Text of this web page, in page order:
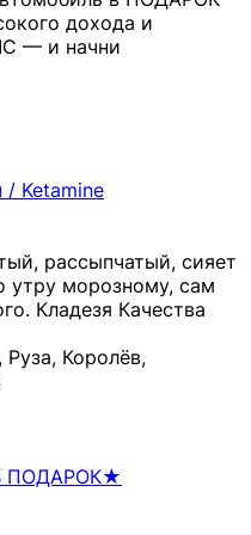
дохода и
— и начни
/ Ketamine
рассыпчатый, сияет
утру морозному, сам
Кладезя Качества
Королёв,
ПОДАРОК★